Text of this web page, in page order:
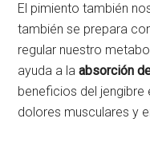
El pimiento también
también se prepara
regular nuestro
ayuda a la absorción
beneficios del jengibre
dolores musculares y